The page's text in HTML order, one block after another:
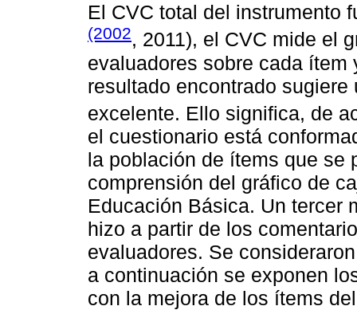
El CVC total del instrumento
(2002, 2011), el CVC mide el
evaluadores sobre cada
resultado encontrado
excelente. Ello significa, de
el cuestionario está
la población de ítems que se
comprensión del gráfico de
Educación Básica. Un tercer
hizo a partir de los
evaluadores. Se
a continuación se exponen
con la mejora de los ítems